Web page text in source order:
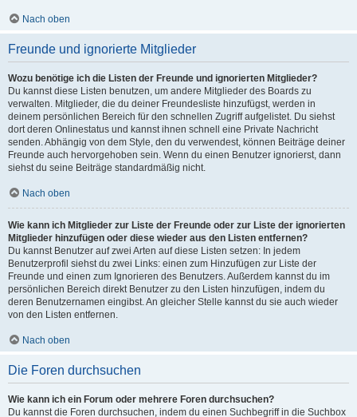
Nach oben
Freunde und ignorierte Mitglieder
Wozu benötige ich die Listen der Freunde und ignorierten Mitglieder?
Du kannst diese Listen benutzen, um andere Mitglieder des Boards zu
verwalten. Mitglieder, die du deiner Freundesliste hinzufügst, werden in
deinem persönlichen Bereich für den schnellen Zugriff aufgelistet. Du siehst
dort deren Onlinestatus und kannst ihnen schnell eine Private Nachricht
senden. Abhängig von dem Style, den du verwendest, können Beiträge deiner
Freunde auch hervorgehoben sein. Wenn du einen Benutzer ignorierst, dann
siehst du seine Beiträge standardmäßig nicht.
Nach oben
Wie kann ich Mitglieder zur Liste der Freunde oder zur Liste der ignorierten
Mitglieder hinzufügen oder diese wieder aus den Listen entfernen?
Du kannst Benutzer auf zwei Arten auf diese Listen setzen: In jedem
Benutzerprofil siehst du zwei Links: einen zum Hinzufügen zur Liste der
Freunde und einen zum Ignorieren des Benutzers. Außerdem kannst du im
persönlichen Bereich direkt Benutzer zu den Listen hinzufügen, indem du
deren Benutzernamen eingibst. An gleicher Stelle kannst du sie auch wieder
von den Listen entfernen.
Nach oben
Die Foren durchsuchen
Wie kann ich ein Forum oder mehrere Foren durchsuchen?
Du kannst die Foren durchsuchen, indem du einen Suchbegriff in die Suchbox